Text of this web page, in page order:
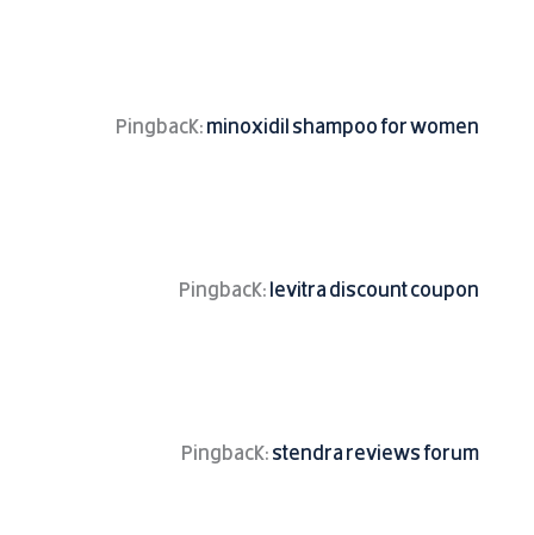
Pingback:minoxidil shampoo for women
Pingback:levitra discount coupon
Pingback:stendra reviews forum